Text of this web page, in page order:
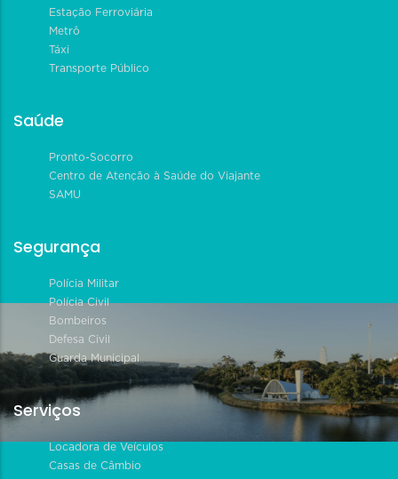
Estação Ferroviária
Metrô
Táxi
Transporte Público
Saúde
Pronto-Socorro
Centro de Atenção à Saúde do Viajante
SAMU
Segurança
Polícia Militar
Polícia Civil
Bombeiros
Defesa Civil
Guarda Municipal
Serviços
Locadora de Veículos
Casas de Câmbio